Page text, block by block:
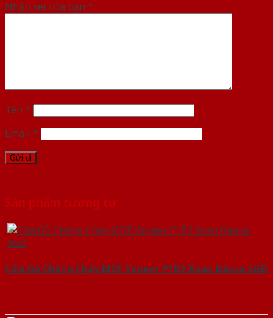
Nhận xét của bạn *
Tên *
Email *
Sản phẩm tương tự
Cửa Gỗ Chống Cháy MDF Veneer P1R2 Xoan Đào-a-SGD